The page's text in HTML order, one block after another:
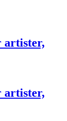
artister,
artister,